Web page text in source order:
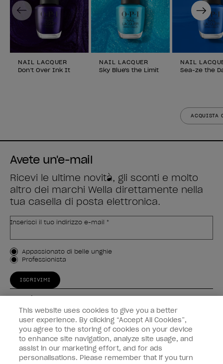
NAIL LACQUER
Don’t Over Ink It
NAIL LACQUER
Sky Blue's the Limit
NAIL
Sea-ze the
ACQUISTA
Previous Next
Avete un'e-mail
Ricevi le ultime novità, gli sconti e molto
altro dei marchi Wella direttamente nella
tua casella di posta elettronica.
Inserisci il tuo indirizzo e-mail *
Tipo di cliente
Appassionato di belle unghie
Professionista
ISCRIVIMI
Esperienza
Collegati
Informazioni sul cliente
This website uses cookies to give you a better
user experience. By clicking “Accept All Cookies”,
you agree to the storing of cookies on your device
to enhance site navigation, analyze site usage, and
assist in our marketing effort, and for ads
personalisations. Please remember that if you turn